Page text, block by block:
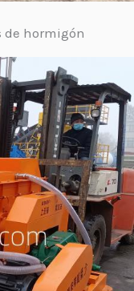
de hormigón